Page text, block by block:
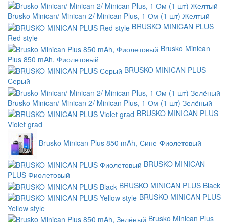
Brusko Minican/ Minican 2/ Minican Plus, 1 Ом (1 шт) Желтый
BRUSKO MINICAN PLUS
Red style
Brusko Minican
Plus 850 mAh, Фиолетовый
BRUSKO MINICAN PLUS
Серый
Brusko Minican/ Minican 2/ Minican Plus, 1 Ом (1 шт) Зелёный
BRUSKO MINICAN PLUS
Violet grad
Brusko Minican Plus 850 mAh, Сине-Фиолетовый
BRUSKO MINICAN
PLUS Фиолетовый
BRUSKO MINICAN PLUS Black
BRUSKO MINICAN PLUS
Yellow style
Brusko Minican Plus